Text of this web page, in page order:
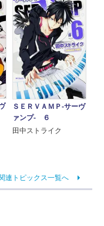
ＳＥＲＶＡＭＰ‐サーヴ
ァンプ‐ ６
田中ストライク
連トピックス一覧へ